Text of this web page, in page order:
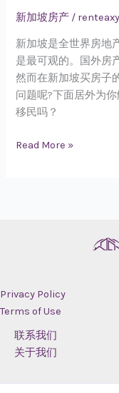
新加坡房产 / renteaxy
新加坡是全世界房地
是最可观的。国外房
然而在新加坡买房子
问题呢?下面居外为
移民吗？
买
这
29
个
问
题
一
Read More »
Privacy Policy
Terms of Use
联系我们
关于我们